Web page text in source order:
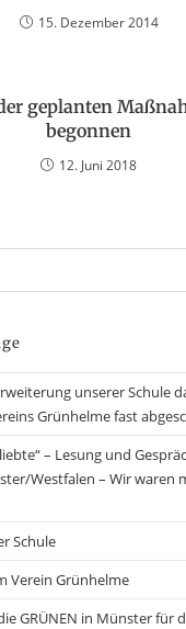
15. Dezember 2014
geplanten
begonnen
12. Juni 2018
unserer Schule
Grünhelme fast
– Lesung und
Westfalen – Wir waren
Schule
Verein Grünhelme
GRÜNEN in Münster für